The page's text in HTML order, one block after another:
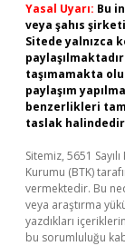
Yasal Uyarı: Bu
veya şahıs
Sitede yalnızca
taşımamakta
paylaşım
benzerlikleri
taslak
Sitemiz, 5651
Kurumu (BTK)
vermektedir. Bu
veya araştırma
yazdıkları
bu sorumluluğu